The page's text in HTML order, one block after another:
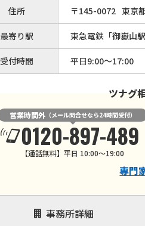
住所 〒145-0072 東京
最寄り駅 東急電鉄「御嶽山
受付時間 平日9:00〜17:00
ツナグ
営業時間外（メール問合せなら24時間受付）
0120-897-489
【通話無料】平日 10:00～19:00
専門
事務所詳細